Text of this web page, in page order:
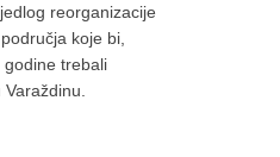
reorganizacije
koje bi,
trebali